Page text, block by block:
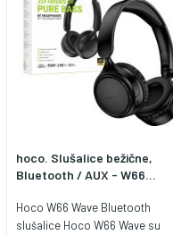
hoco. Slušalice bežične,
Bluetooth / AUX - W66...
Hoco W66 Wave Bluetooth
slušalice Hoco W66 Wave su